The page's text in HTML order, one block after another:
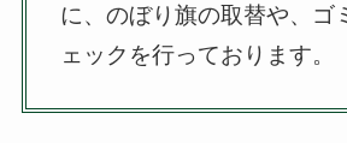
に、のぼり旗の取替や、ゴ
ェックを行っております。